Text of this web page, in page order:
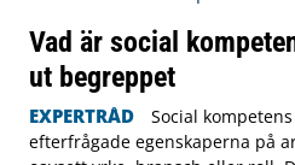
Vad är social
ut begreppet
EXPERTRÅD
Social
efterfrågade egenskaperna på